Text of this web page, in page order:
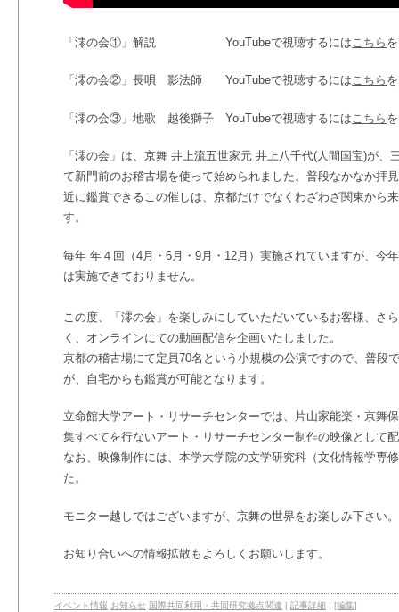
「澪の会①」解説 YouTubeで視聴するには こちら
「澪の会②」長唄 影法師 YouTubeで視聴するにはこちら
「澪の会③」地歌 越後獅子 YouTubeで視聴するには こちら
「澪の会」は、京舞 井上流五世家元 井上八千代(人間国宝)が、
て新門前のお稽古場を使って始められました。普段なかなか拝
近に鑑賞できるこの催しは、京都だけでなくわざわざ関東から
す。
毎年 年４回（4月・6月・9月・12月）実施されていますが、今
は実施できておりません。
この度、「澪の会」を楽しみにしていただいているお客様、さ
く、オンラインにての動画配信を企画いたしました。
京都の稽古場にて定員70名という小規模の公演ですので、普段
が、自宅からも鑑賞が可能となります。
立命館大学アート・リサーチセンターでは、片山家能楽・京舞
集すべてを行ないアート・リサーチセンター制作の映像として
なお、映像制作には、本学大学院の文学研究科（文化情報学専
た。
モニター越しではございますが、京舞の世界をお楽しみ下さい。
お知り合いへの情報拡散もよろしくお願いします。
イベント情報 お知らせ 国際共同利用・共同研究拠点関連 | 記事詳細 | [編集]